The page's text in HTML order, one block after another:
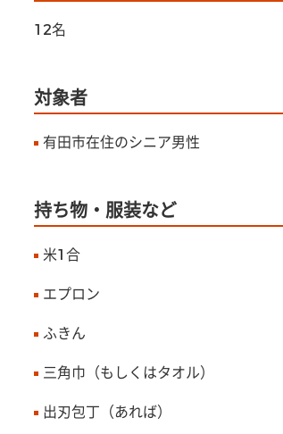
12名
対象者
有田市在住のシニア男性
持ち物・服装など
米1合
エプロン
ふきん
三角巾（もしくはタオル）
出刃包丁（あれば）